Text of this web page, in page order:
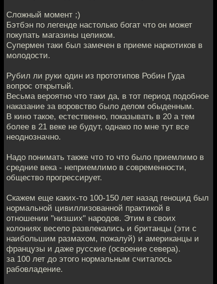
Сложный момент ;)
Бэтбэн по легенде настолько богат что он может
покупать магазины целиком.
Супермен таки был замечен в приеме наркотиков в
молодости.
Рубил ли руки один из прототипов Робин Гуда
вопрос открытый.
Весьма вероятно что таки да, в тот период подобное
наказание за воровство было делом обыденным.
В кино такое, естественно, показывать в 20 а тем
более в 21 веке не будут, однако по мне тут все
неоднозначно.
Надо понимать также что то что было приемлимо в
средние века - неприемлимо в современности,
общество прогрессирует.
Скажем еще каких-то 100-150 лет назад геноцид был
нормальной цивиллизованной практикой в
отношении "низших" народов. Этим в своих
колониях весело развлекались и британцы (эти с
наибольшим размахом, пожалуй) и американцы и
французы и даже русские (освоение севера).
за 100 лет до этого нормальным считалось
рабовладение.